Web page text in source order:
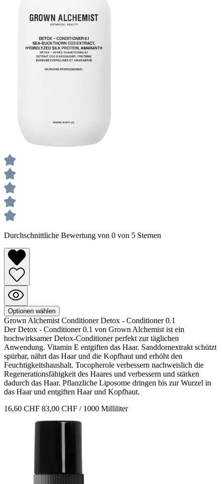
Durchschnittliche Bewertung von 0 von 5 Sternen
Optionen wählen
Grown Alchemist ConditionerDetox - Conditioner 0.1
Der Detox - Conditioner 0.1 von Grown Alchemist ist ein
hochwirksamer Detox-Conditioner perfekt zur täglichen
Anwendung. Vitamin E entgiften das Haar. Sanddornextrakt schützt
spürbar, nährt das Haar und die Kopfhaut und erhöht den
Feuchtigkeitshaushalt. Tocopherole verbessern nachweislich die
Regenerationsfähigkeit des Haares und verbessern und stärken
dadurch das Haar. Pflanzliche Liposome dringen bis zur Wurzel in
das Haar und entgiften Haar und Kopfhaut.
16,60 CHF 83,00 CHF / 1000 Milliliter